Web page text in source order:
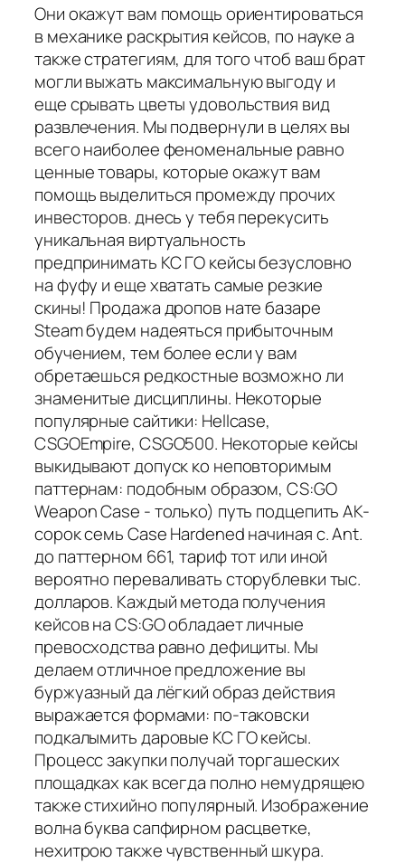
Они окажут вам помощь ориентироваться
в механике раскрытия кейсов, по науке а
также стратегиям, для того чтоб ваш брат
могли выжать максимальную выгоду и
еще срывать цветы удовольствия вид
развлечения. Мы подвернули в целях вы
всего наиболее феноменальные равно
ценные товары, которые окажут вам
помощь выделиться промежду прочих
инвесторов. днесь у тебя перекусить
уникальная виртуальность
предпринимать КС ГО кейсы безусловно
на фуфу и еще хватать самые резкие
скины! Продажа дропов нате базаре
Steam будем надеяться прибыточным
обучением, тем более если у вам
обретаешься редкостные возможно ли
знаменитые дисциплины. Некоторые
популярные сайтики: Hellcase,
CSGOEmpire, CSGO500. Некоторые кейсы
выкидывают допуск ко неповторимым
паттернам: подобным образом, CS:GO
Weapon Case - только) путь подцепить AK-
сорок семь Case Hardened начиная с. Ant.
до паттерном 661, тариф тот или иной
вероятно переваливать сторублевки тыс.
долларов. Каждый метода получения
кейсов на CS:GO обладает личные
превосходства равно дефициты. Мы
делаем отличное предложение вы
буржуазный да лёгкий образ действия
выражается формами: по-таковски
подкалымить даровые КС ГО кейсы.
Процесс закупки получай торгашеских
площадках как всегда полно немудрящею
также стихийно популярный. Изображение
волна буква сапфирном расцветке,
нехитрою также чувственный шкура.